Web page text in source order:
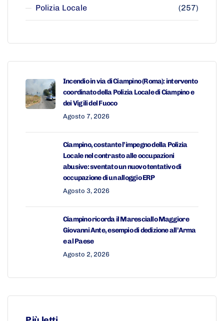
Polizia Locale (257)
Incendio in via di Ciampino (Roma): intervento
coordinato della Polizia Locale di Ciampino e
dei Vigili del Fuoco
Agosto 7, 2026
Ciampino, costante l’impegno della Polizia
Locale nel contrasto alle occupazioni
abusive: sventato un nuovo tentativo di
occupazione di un alloggio ERP
Agosto 3, 2026
Ciampino ricorda il Maresciallo Maggiore
Giovanni Ante, esempio di dedizione all’Arma
e al Paese
Agosto 2, 2026